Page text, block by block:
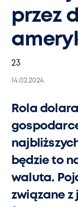
przez
23
14.02.2024
Rola
będzie to
waluta.
związane z